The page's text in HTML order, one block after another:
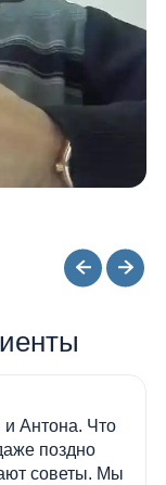
Антона. Что
поздно
советы. Мы